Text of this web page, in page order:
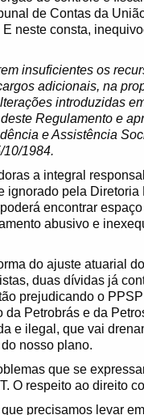
de Contas da
neste consta,
insuficientes os
adicionais, na
introduzidas
Regulamento e
e Assistência
10/1984.
a integral
ignorado pela
encontrar
abusivo e
do ajuste atuarial
duas dívidas já
prejudicando o
Petrobrás e da
e ilegal, que vai
nosso plano.
que se
O respeito ao direito
precisamos levar